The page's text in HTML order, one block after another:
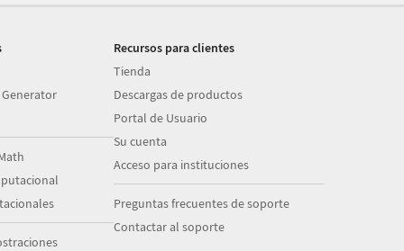
Recursos para clientes
Tienda
Descargas de productos
Portal de Usuario
Su cuenta
Acceso para instituciones
Preguntas frecuentes de soporte
Contactar al soporte